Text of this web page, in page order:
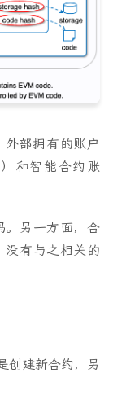
部拥有的账户
和智能合约账
。另一方面，合
没有与之相关的
创建新合约，另